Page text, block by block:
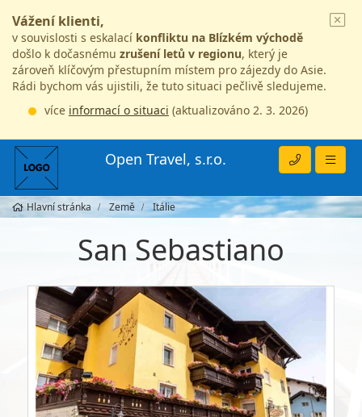
Vážení klienti,
v souvislosti s eskalací konfliktu na Blízkém východě
došlo k dočasnému zrušení letů v regionu, který je
zároveň klíčovým přestupním místem pro zájezdy do Asie.
Rádi bychom vás ujistili, že tuto situaci pečlivě sledujeme.
více informací o situaci (aktualizováno 2. 3. 2026)
Open Travel, s.r.o.
Hlavní stránka Země Itálie
San Sebastiano